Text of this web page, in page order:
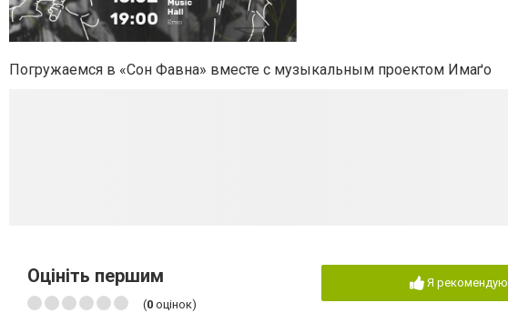
Погружаемся в «Сон Фавна» вместе с музыкальным проектом Имаґо
Оцініть першим
(0 оцінок)
Я рекомендую